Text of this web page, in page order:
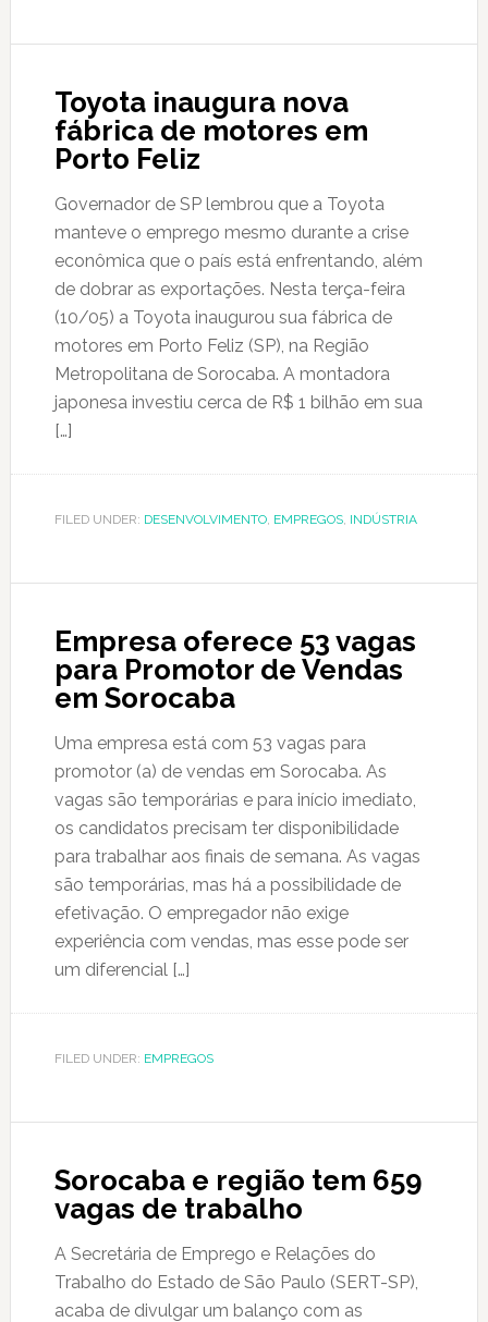
Toyota inaugura nova
fábrica de motores em
Porto Feliz
Governador de SP lembrou que a Toyota
manteve o emprego mesmo durante a crise
econômica que o país está enfrentando, além
de dobrar as exportações. Nesta terça-feira
(10/05) a Toyota inaugurou sua fábrica de
motores em Porto Feliz (SP), na Região
Metropolitana de Sorocaba. A montadora
japonesa investiu cerca de R$ 1 bilhão em sua
[…]
FILED UNDER: DESENVOLVIMENTO, EMPREGOS, INDÚSTRIA
Empresa oferece 53 vagas
para Promotor de Vendas
em Sorocaba
Uma empresa está com 53 vagas para
promotor (a) de vendas em Sorocaba. As
vagas são temporárias e para início imediato,
os candidatos precisam ter disponibilidade
para trabalhar aos finais de semana. As vagas
são temporárias, mas há a possibilidade de
efetivação. O empregador não exige
experiência com vendas, mas esse pode ser
um diferencial […]
FILED UNDER: EMPREGOS
Sorocaba e região tem 659
vagas de trabalho
A Secretária de Emprego e Relações do
Trabalho do Estado de São Paulo (SERT-SP),
acaba de divulgar um balanço com as